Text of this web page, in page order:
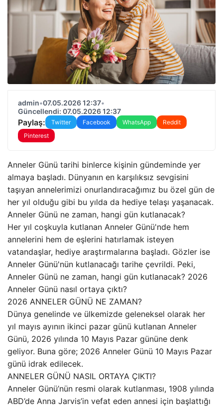
admin•07.05.2026 12:37•
Güncellendi: 07.05.2026 12:37
Paylaş: Twitter Facebook WhatsApp
Reddit
Pinterest
Anneler Günü tarihi binlerce kişinin gündeminde yer
almaya başladı. Dünyanın en karşılıksız sevgisini
taşıyan annelerimizi onurlandıracağımız bu özel gün de
her yıl olduğu gibi bu yılda da hediye telaşı yaşanacak.
Anneler Günü ne zaman, hangi gün kutlanacak?
Her yıl coşkuyla kutlanan Anneler Günü'nde hem
annelerini hem de eşlerini hatırlamak isteyen
vatandaşlar, hediye araştırmalarına başladı. Gözler ise
Anneler Günü'nün kutlanacağı tarihe çevrildi. Peki,
Anneler Günü ne zaman, hangi gün kutlanacak? 2026
Anneler Günü nasıl ortaya çıktı?
2026 ANNELER GÜNÜ NE ZAMAN?
Dünya genelinde ve ülkemizde geleneksel olarak her
yıl mayıs ayının ikinci pazar günü kutlanan Anneler
Günü, 2026 yılında 10 Mayıs Pazar gününe denk
geliyor. Buna göre; 2026 Anneler Günü 10 Mayıs Pazar
günü idrak edilecek.
ANNELER GÜNÜ NASIL ORTAYA ÇIKTI?
Anneler Günü’nün resmi olarak kutlanması, 1908 yılında
ABD’de Anna Jarvis’in vefat eden annesi için başlattığı